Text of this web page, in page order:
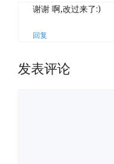
谢谢 啊,改过来了:)
回复
发表评论